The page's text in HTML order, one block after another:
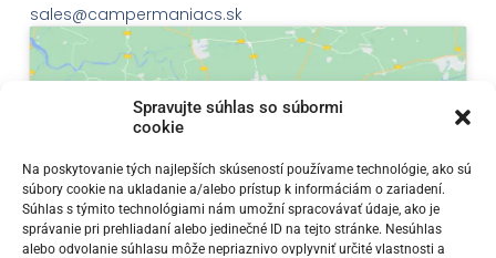
Spravujte súhlas so súbormi
cookie
Na poskytovanie tých najlepších skúseností používame technológie, ako sú
súbory cookie na ukladanie a/alebo prístup k informáciám o zariadení.
Súhlas s týmito technológiami nám umožní spracovávať údaje, ako je
správanie pri prehliadaní alebo jedinečné ID na tejto stránke. Nesúhlas
alebo odvolanie súhlasu môže nepriaznivo ovplyvniť určité vlastnosti a
sales@campermaniacs.sk
Klepnutím přijměte marketingové soubory
cookie a povolte tento obsah